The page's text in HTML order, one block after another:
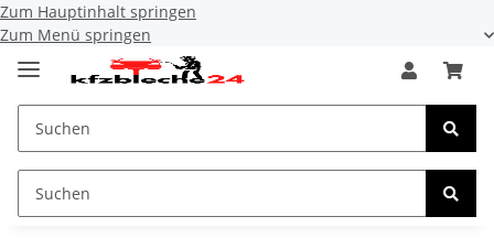
Zum Hauptinhalt springen
Zum Menü springen